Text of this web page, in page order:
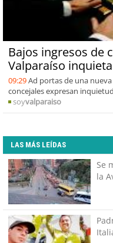
Bajos ingresos de
Valparaíso
09:29Ad portas de una
concejales expresan
soyvalparaiso
LAS MÁS LEÍDAS
Se
la